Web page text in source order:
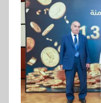
اليوم
العديد من